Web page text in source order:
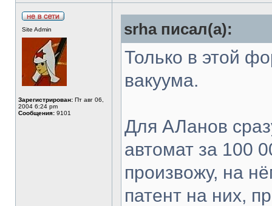
Site Admin
Зарегистрирован: Пт авг 06,
2004 6:24 pm
Сообщения: 9101
srha писал(а):
Только в этой
вакуума.
Для АЛанов
автомат за 100
произвожу, на
патент на них,